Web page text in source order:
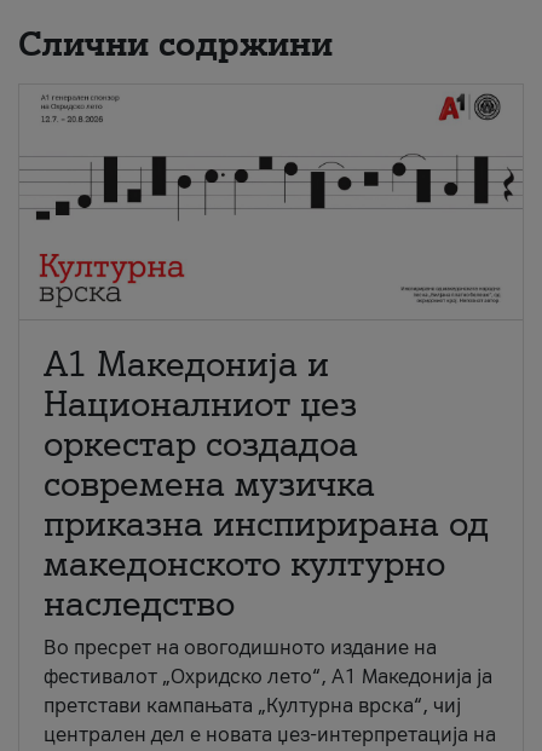
Слични содржини
А1 Македонија и
Националниот џез
оркестар создадоа
современа музичка
приказна инспирирана од
македонското културно
наследство
Во пресрет на овогодишното издание на
фестивалот „Охридско лето“, А1 Македонија ја
претстави кампањата „Културна врска“, чиј
централен дел е новата џез-интерпретација на